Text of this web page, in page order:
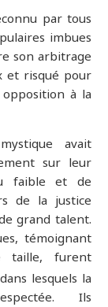
par tous
imbues
son arbitrage
et risqué pour
à la
avait
sur leur
faible et de
de la justice
grand talent.
témoignant
taille, furent
lesquels la
Ils